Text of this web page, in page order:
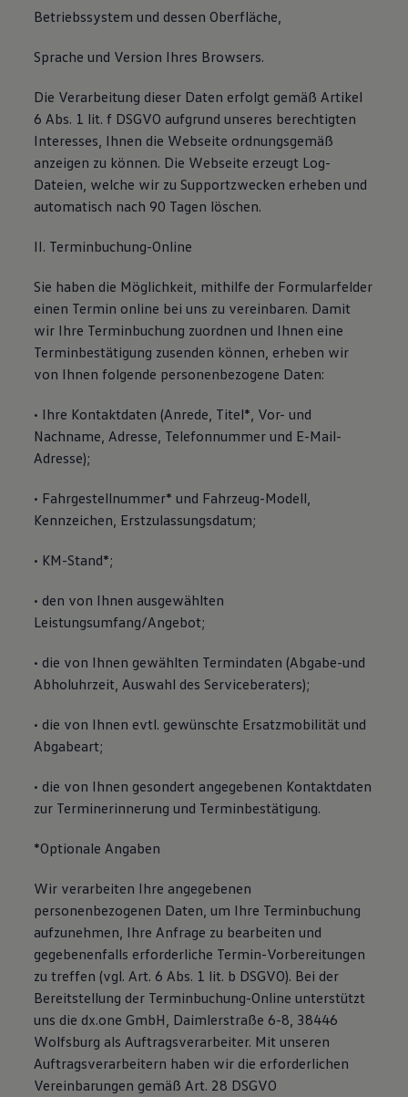
Betriebssystem und dessen Oberfläche,
Sprache und Version Ihres Browsers.
Die Verarbeitung dieser Daten erfolgt gemäß Artikel
6 Abs. 1 lit. f DSGVO aufgrund unseres berechtigten
Interesses, Ihnen die Webseite ordnungsgemäß
anzeigen zu können. Die Webseite erzeugt Log-
Dateien, welche wir zu Supportzwecken erheben und
automatisch nach 90 Tagen löschen.
II. Terminbuchung-Online
Sie haben die Möglichkeit, mithilfe der Formularfelder
einen Termin online bei uns zu vereinbaren. Damit
wir Ihre Terminbuchung zuordnen und Ihnen eine
Terminbestätigung zusenden können, erheben wir
von Ihnen folgende personenbezogene Daten:
• Ihre Kontaktdaten (Anrede, Titel*, Vor- und
Nachname, Adresse, Telefonnummer und E-Mail-
Adresse);
• Fahrgestellnummer* und Fahrzeug-Modell,
Kennzeichen, Erstzulassungsdatum;
• KM-Stand*;
• den von Ihnen ausgewählten
Leistungsumfang/Angebot;
• die von Ihnen gewählten Termindaten (Abgabe-und
Abholuhrzeit, Auswahl des Serviceberaters);
• die von Ihnen evtl. gewünschte Ersatzmobilität und
Abgabeart;
• die von Ihnen gesondert angegebenen Kontaktdaten
zur Terminerinnerung und Terminbestätigung.
*Optionale Angaben
Wir verarbeiten Ihre angegebenen
personenbezogenen Daten, um Ihre Terminbuchung
aufzunehmen, Ihre Anfrage zu bearbeiten und
gegebenenfalls erforderliche Termin-Vorbereitungen
zu treffen (vgl. Art. 6 Abs. 1 lit. b DSGVO). Bei der
Bereitstellung der Terminbuchung-Online unterstützt
uns die dx.one GmbH, Daimlerstraße 6-8, 38446
Wolfsburg als Auftragsverarbeiter. Mit unseren
Auftragsverarbeitern haben wir die erforderlichen
Vereinbarungen gemäß Art. 28 DSGVO